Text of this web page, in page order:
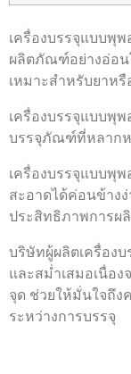
เครื่องบรรจุแบบพุ
ผลิตภัณฑ์อย่างอ่อ
เหมาะสำหรับยาหรื
เครื่องบรรจุแบบพุพ
บรรจุภัณฑ์ที่หลาก
เครื่องบรรจุแบบพุ
สะอาดได้ค่อนข้าง
ประสิทธิภาพการผ
บริษัทผู้ผลิตเครื่อง
และสม่ำเสมอเนื่อ
จุด ช่วยให้มั่นใจถึ
ระหว่างการบรรจุ